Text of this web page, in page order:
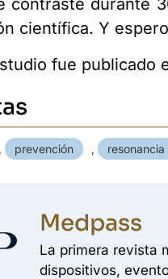
contraste durante
científica. Y
fue publicado
, prevención ,
Medpass
La primera revista
dispositivos,